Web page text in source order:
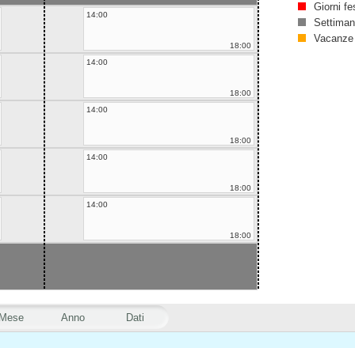
Anno Dati
14:00
18:00
14:00
18:00
14:00
18:00
14:00
18:00
14:00
18:00
Giorni
Vacanze